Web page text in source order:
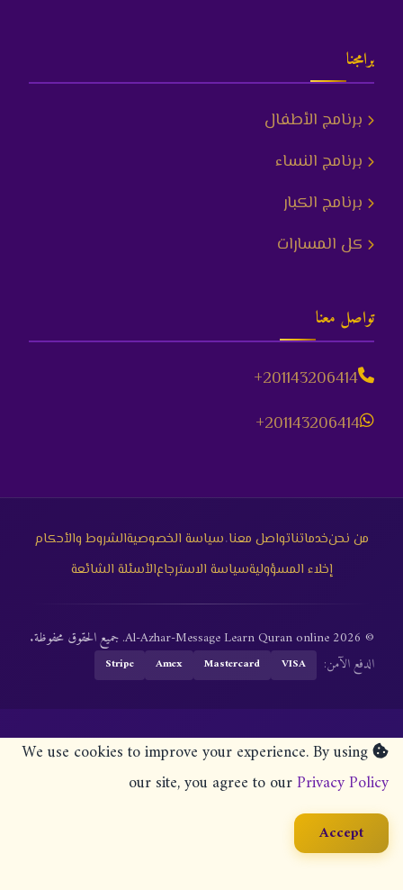
برامجنا
برنامج الأطفال
برنامج النساء
برنامج الكبار
كل المسارات
تواصل معنا
+201143206414
+201143206414
من نحنخدماتناتواصل معنا·سياسة الخصوصيةالشروط والأحكام
إخلاء المسؤوليةسياسة الاسترجاعالأسئلة الشائعة
© 2026 Al-Azhar-Message Learn Quran online. جميع الحقوق محفوظة.
الدفع الآمن: VISA
Mastercard
Amex
Stripe
We use cookies to improve your experience. By using
our site, you agree to ourPrivacy Policy
Accept